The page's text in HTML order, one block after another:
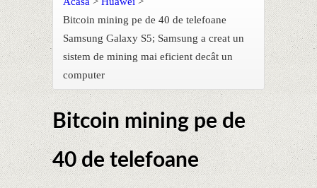
Bitcoin mining pe de 40 de telefoane
Samsung Galaxy S5; Samsung a creat un
sistem de mining mai eficient decât un
computer
Bitcoin mining pe de
40 de telefoane